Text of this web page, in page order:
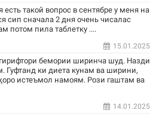
есть такой вопрос в сентябре у меня на
сип сначала 2 дня очень чисалас
потом пила таблетку ....
15.01.2025
бемории ширинча шуд. Назди
Гуфтанд ки диета кунам ва ширини,
истеъмол намоям. Рози гаштам ва
14.01.2025